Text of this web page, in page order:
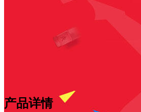
产品详情